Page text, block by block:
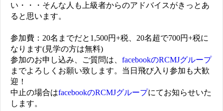
い・・・そんな人も上級者からのアドバイスがきっとあ
ると思います。
参加費：20名までだと1,500円+税、20名超で700円+税に
なります(見学の方は無料)
参加のお申し込み、ご質問は、 facebookのRCMJグループ
までよろしくお願い致します。当日飛び入り参加も大歓
迎！
中止の場合はfacebookのRCMJグループにてお知らせいた
します。